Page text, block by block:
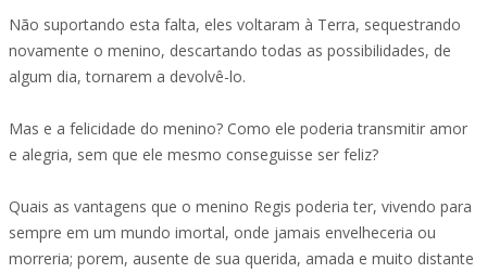
Não suportando esta falta, eles voltaram à Terra, sequestrando
novamente o menino, descartando todas as possibilidades, de
algum dia, tornarem a devolvê-lo.
Mas e a felicidade do menino? Como ele poderia transmitir amor
e alegria, sem que ele mesmo conseguisse ser feliz?
Quais as vantagens que o menino Regis poderia ter, vivendo para
sempre em um mundo imortal, onde jamais envelheceria ou
morreria; porem, ausente de sua querida, amada e muito distante